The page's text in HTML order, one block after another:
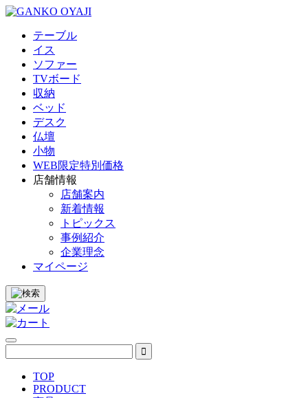
テーブル
イス
ソファー
TVボード
収納
ベッド
デスク
仏壇
小物
WEB限定特別価格
店舗情報
店舗案内
新着情報
トピックス
事例紹介
企業理念
マイページ
TOP
PRODUCT